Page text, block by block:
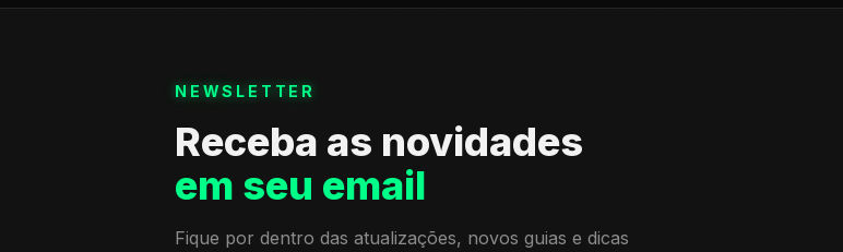
NEWSLETTER
Receba as novidades
em seu email
Fique por dentro das atualizações, novos guias e dicas